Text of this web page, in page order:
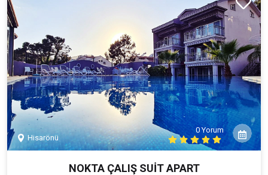
Hisarönü
0 Yorum
NOKTA ÇALIŞ SUİT APART